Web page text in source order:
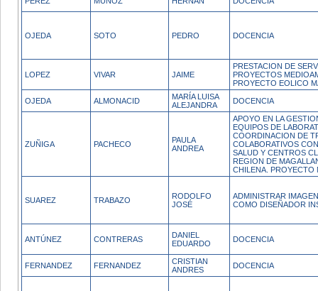
OJEDA SOTO PEDRO DOCENCIA
LOPEZ VIVAR JAIME
PRESTACION DE
PROYECTOS
PROYECTO EOLICO
OJEDA ALMONACID
MARÍA LUISA
ALEJANDRA
DOCENCIA
ZUÑIGA PACHECO
PAULA
ANDREA
APOYO EN LA
EQUIPOS DE
COORDINACION DE
COLABORATIVOS
SALUD Y CENTROS
REGION DE
CHILENA. PROYECTO
SUAREZ TRABAZO
RODOLFO
JOSÉ
ADMINISTRAR
COMO DISEÑADOR
ANTÚNEZ CONTRERAS
DANIEL
EDUARDO
DOCENCIA
FERNANDEZ FERNANDEZ
CRISTIAN
ANDRES
DOCENCIA